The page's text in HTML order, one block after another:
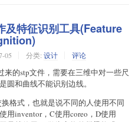
特征识别工具(Feature
05 分类: 设计 评论
的stp文件，需要在三维中对一些尺
圆和曲线不能识别边线。
格式，也就是说不同的人使用不同
用inventor，C使用coreo，D使用